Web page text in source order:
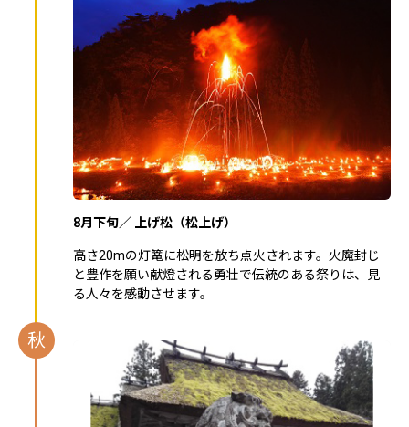
8月下旬／ 上げ松（松上げ）
高さ20mの灯篭に松明を放ち点火されます。火魔封じ
と豊作を願い献燈される勇壮で伝統のある祭りは、見
る人々を感動させます。
秋